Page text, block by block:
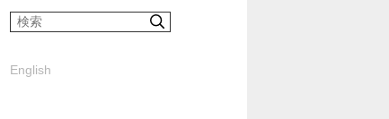
サ
内
English